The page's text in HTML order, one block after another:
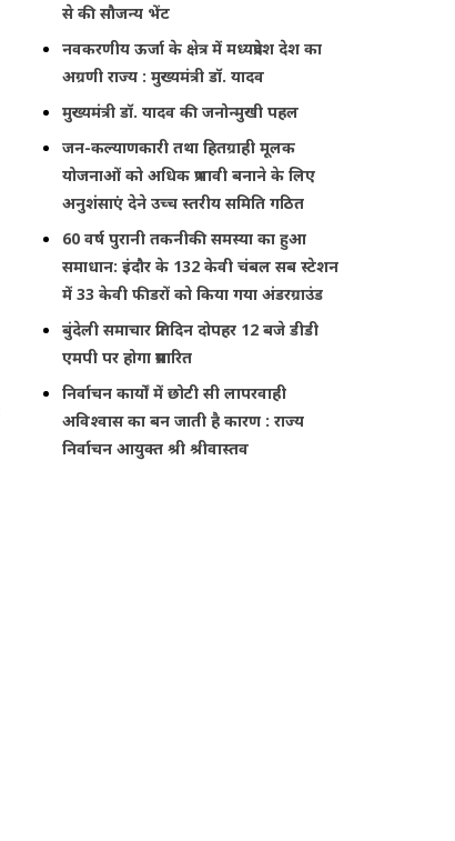
से की सौजन्य भेंट
नवकरणीय ऊर्जा के क्षेत्र में मध्यप्रदेश देश का
अग्रणी राज्य : मुख्यमंत्री डॉ. यादव
मुख्यमंत्री डॉ. यादव की जनोन्मुखी पहल
जन-कल्याणकारी तथा हितग्राही मूलक
योजनाओं को अधिक प्रभावी बनाने के लिए
अनुशंसाएं देने उच्च स्तरीय समिति गठित
60 वर्ष पुरानी तकनीकी समस्या का हुआ
समाधान: इंदौर के 132 केवी चंबल सब स्टेशन
में 33 केवी फीडरों को किया गया अंडरग्राउंड
बुंदेली समाचार प्रतिदिन दोपहर 12 बजे डीडी
एमपी पर होगा प्रसारित
निर्वाचन कार्यों में छोटी सी लापरवाही
अविश्वास का बन जाती है कारण : राज्य
निर्वाचन आयुक्त श्री श्रीवास्तव